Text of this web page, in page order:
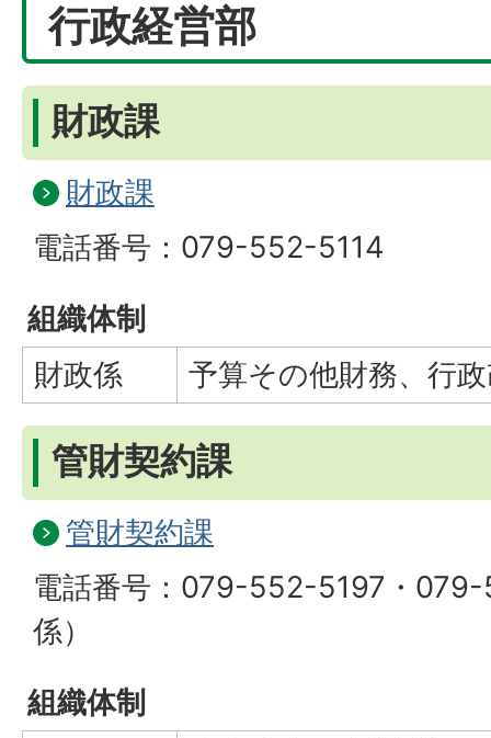
行政経営部
財政課
財政課
電話番号：079-552-5114
組織体制
財政係
予算その他財務、行
管財契約課
管財契約課
電話番号：079-552-5197・
係）
組織体制